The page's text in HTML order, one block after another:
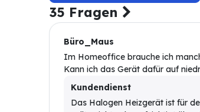
35 Fragen
Büro_Maus
Im Homeoffice brauche ich
Kann ich das Gerät dafür auf
Kundendienst
Das Halogen Heizgerät ist für